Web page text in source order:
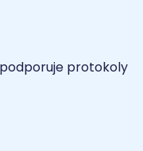
protokoly